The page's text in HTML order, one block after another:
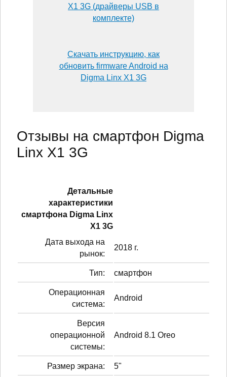
X1 3G (драйверы USB в
комплекте)
Скачать инструкцию, как
обновить firmware Android на
Digma Linx X1 3G
Отзывы на смартфон Digma
Linx X1 3G
Детальные
характеристики
смартфонa Digma Linx
X1 3G
Дата выхода на
рынок:
2018 г.
Тип: смартфон
Операционная
система:
Android
Версия
операционной
системы:
Android 8.1 Oreo
Размер экрана: 5"